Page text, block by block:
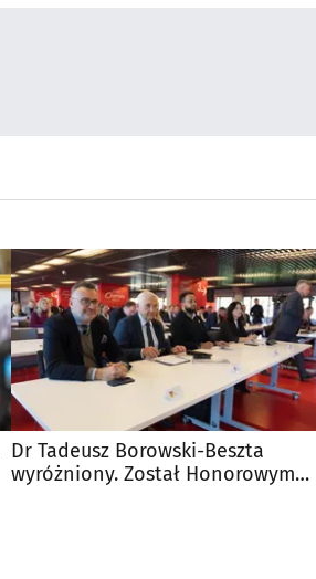
Dr Tadeusz Borowski-Beszta
wyróżniony. Został Honorowym